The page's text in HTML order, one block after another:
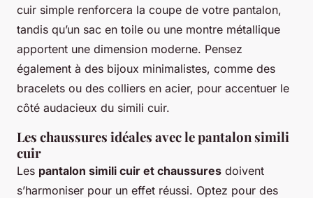
cuir simple renforcera la coupe de votre pantalon,
tandis qu’un sac en toile ou une montre métallique
apportent une dimension moderne. Pensez
également à des bijoux minimalistes, comme des
bracelets ou des colliers en acier, pour accentuer le
côté audacieux du simili cuir.
Les chaussures idéales avec le pantalon simili
cuir
Les pantalon simili cuir et chaussures doivent
s’harmoniser pour un effet réussi. Optez pour des